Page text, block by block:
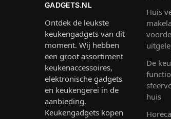
GADGETS.NL
Ontdek de leukste
keukengadgets van dit
moment. Wij hebben
een groot assortiment
keukenaccessoires,
elektronische gadgets
en keukengerei in de
aanbieding.
Keukengadgets kopen
Huis
De
huis